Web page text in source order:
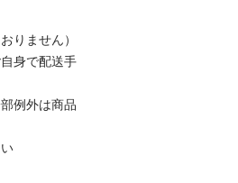
りません）
身で配送手
例外は商品